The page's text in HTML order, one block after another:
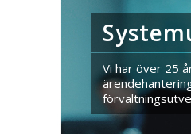
Vi har över 25